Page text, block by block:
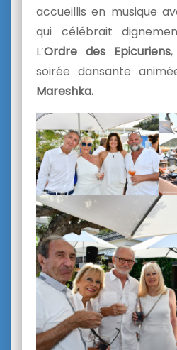
accueillis en musique
qui célébrait
L’Ordre des Epicuriens
soirée dansante
Mareshka.